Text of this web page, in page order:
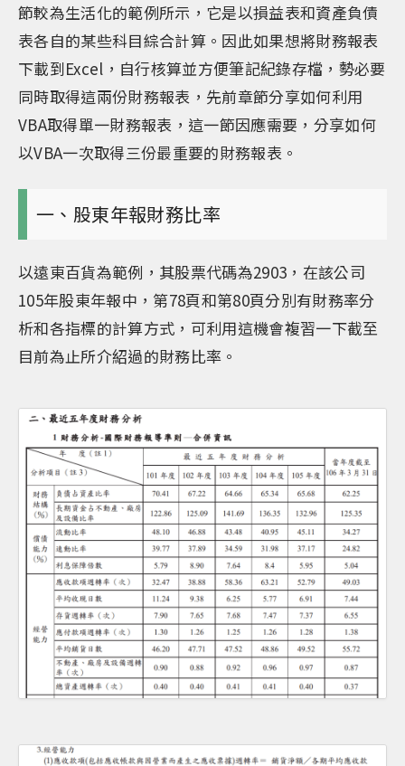
節較為生活化的範例所示，它是以損益表和資產負債
表各自的某些科目綜合計算。因此如果想將財務報表
下載到Excel，自行核算並方便筆記紀錄存檔，勢必要
同時取得這兩份財務報表，先前章節分享如何利用
VBA取得單一財務報表，這一節因應需要，分享如何
以VBA一次取得三份最重要的財務報表。
一、股東年報財務比率
以遠東百貨為範例，其股票代碼為2903，在該公司
105年股東年報中，第78頁和第80頁分別有財務率分
析和各指標的計算方式，可利用這機會複習一下截至
目前為止所介紹過的財務比率。